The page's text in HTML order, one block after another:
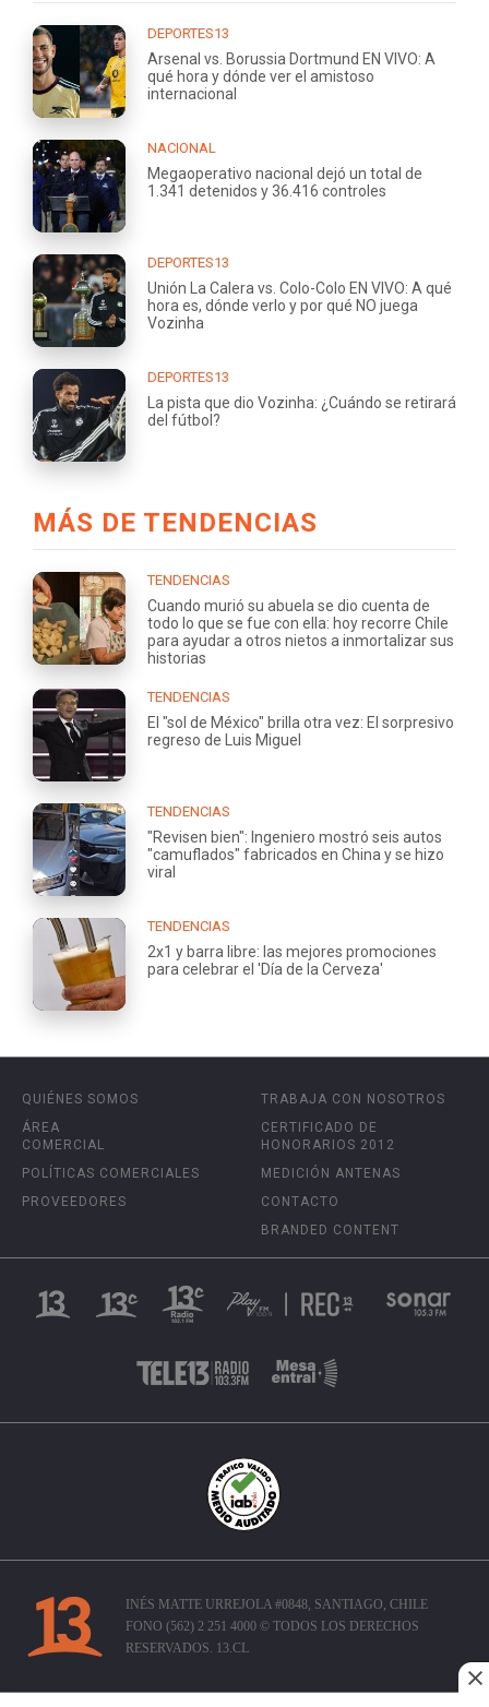
DEPORTES13
Arsenal vs. Borussia Dortmund EN VIVO: A
qué hora y dónde ver el amistoso
internacional
NACIONAL
Megaoperativo nacional dejó un total de
1.341 detenidos y 36.416 controles
DEPORTES13
Unión La Calera vs. Colo-Colo EN VIVO: A qué
hora es, dónde verlo y por qué NO juega
Vozinha
DEPORTES13
La pista que dio Vozinha: ¿Cuándo se retirará
del fútbol?
MÁS DE TENDENCIAS
TENDENCIAS
Cuando murió su abuela se dio cuenta de
todo lo que se fue con ella: hoy recorre Chile
para ayudar a otros nietos a inmortalizar sus
historias
TENDENCIAS
El "sol de México" brilla otra vez: El sorpresivo
regreso de Luis Miguel
TENDENCIAS
"Revisen bien": Ingeniero mostró seis autos
"camuflados" fabricados en China y se hizo
viral
TENDENCIAS
2x1 y barra libre: las mejores promociones
para celebrar el 'Día de la Cerveza'
QUIÉNES SOMOS
ÁREA
COMERCIAL
POLÍTICAS COMERCIALES
PROVEEDORES
TRABAJA CON NOSOTROS
CERTIFICADO DE
HONORARIOS 2012
MEDICIÓN ANTENAS
CONTACTO
BRANDED CONTENT
INÉS MATTE URREJOLA #0848, SANTIAGO, CHILE
FONO (562) 2 251 4000 © TODOS LOS DERECHOS
RESERVADOS. 13.CL